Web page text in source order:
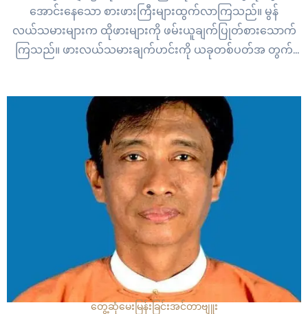
အောင်းနေသော စားဖားကြီးများထွက်လာကြသည်။ မွန်
လယ်သမားများက ထိုဖားများကို ဖမ်းယူချက်ပြုတ်စားသောက်
ကြသည်။ ဖားလယ်သမားချက်ဟင်းကို ယခုတစ်ပတ်အ တွက်
တွေ့ဆုံမေးမြန်းခြင်းအင်တာဗျူး